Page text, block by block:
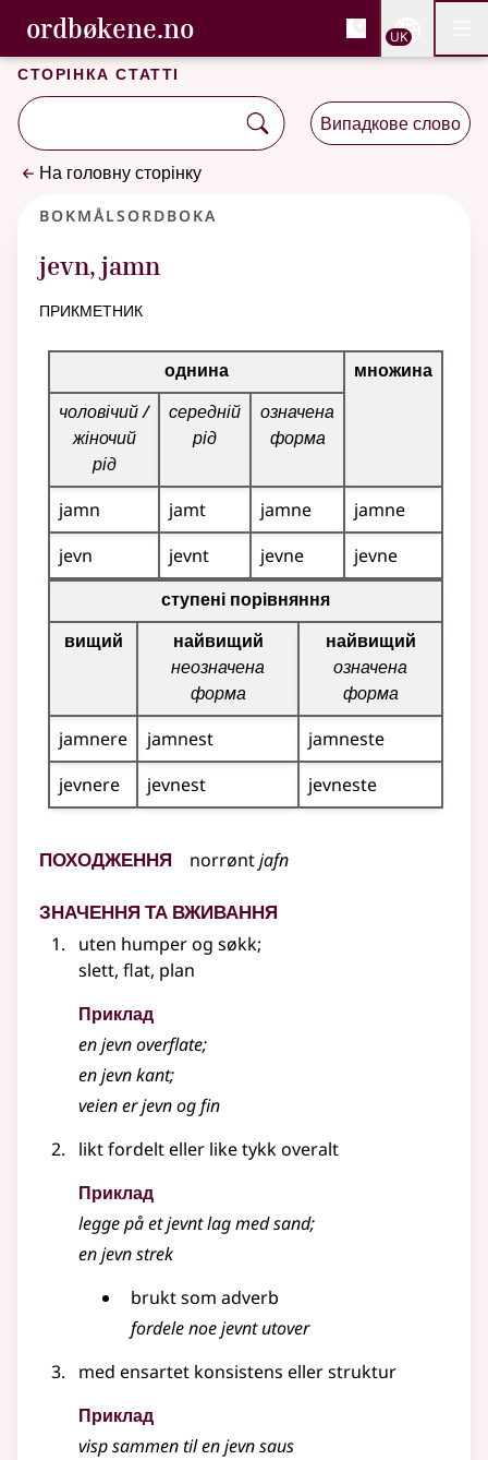
Перейти до основного вмісту
Доступність
ordbøkene.no, Cловник букмола та
Cловник букмола та Словник нюношка
UK
Сторінка статті
Випадкове слово
На головну сторінку
Bokmålsordboka
jevn, jamn
прикметник
Таблиця відмінювання для цього прикметника
однина
множина
чоловічий /
жіночий
рід
середній
рід
означена
форма
jamn jamt jamne
jamne
jevn
jevnt jevne
jevne
Таблиця відмінювання для цього прикметника
ступені порівняння
вищий
найвищий
неозначена
форма
найвищий
означена
форма
jamnere
jamnest
jamneste
jevnere
jevnest jevneste
Походження norrøntjafn
Значення та вживання
uten humper og søkk;
slett, flat, plan
Приклад
enjevnoverflate;
en jevn kant;
veien er jevn og fin
likt fordelt eller like tykk overalt
Приклад
legge på et jevnt lag med sand;
en jevn strek
brukt som adverb
fordele noe jevnt utover
med ensartet konsistens eller struktur
Приклад
visp sammen til en jevn saus